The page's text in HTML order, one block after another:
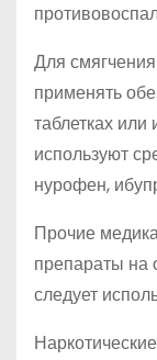
Для
применять
таблетках
используют
нурофен,
Прочие
препараты на
следует